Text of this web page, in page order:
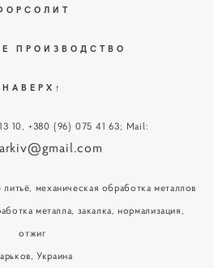
ПРОИЗВОДСТВО
НАВЕРХ↑
10, +380 (96) 075 41 63; Mail:
механическая обработка металлов
металла, закалка, нормализация,
отжиг
Украина